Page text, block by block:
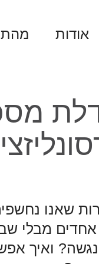
אודות
שאנו
מבלי
ואיך